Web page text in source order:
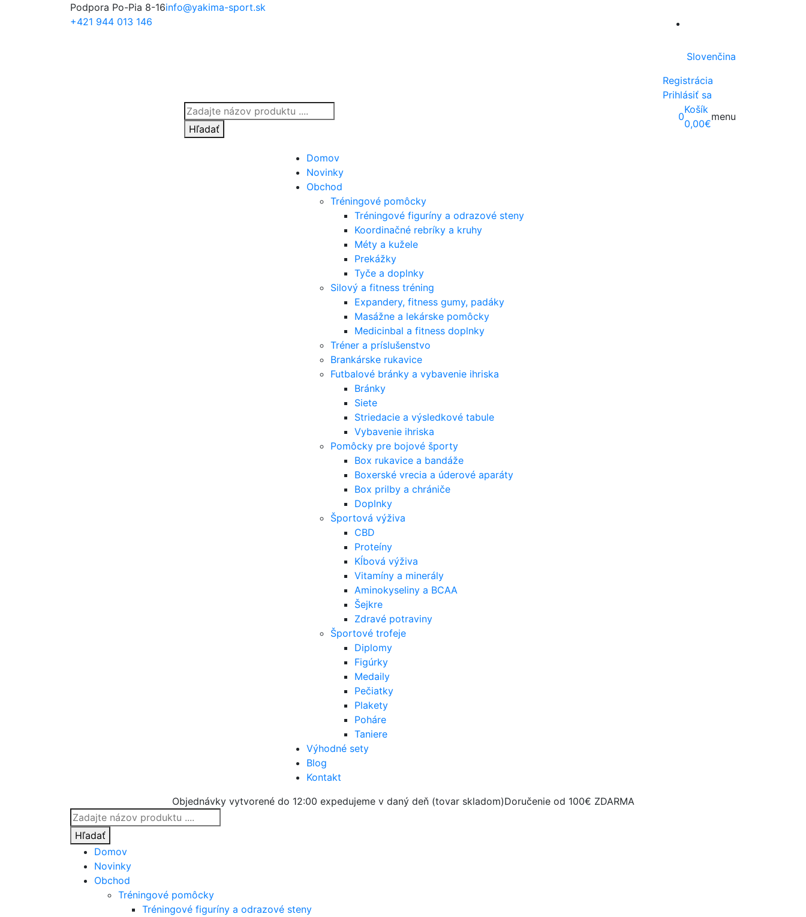
Podpora Po-Pia 8-16
+421 944 013 146
info@yakima-sport.sk
Slovenčina
Registrácia
Prihlásiť sa
Products
search
Hľadať
0
Košík
0,00€
menu
Domov
Novinky
Obchod
Tréningové pomôcky
Tréningové figuríny a odrazové steny
Koordinačné rebríky a kruhy
Méty a kužele
Prekážky
Tyče a doplnky
Silový a fitness tréning
Expandery, fitness gumy, padáky
Masážne a lekárske pomôcky
Medicinbal a fitness doplnky
Tréner a príslušenstvo
Brankárske rukavice
Futbalové bránky a vybavenie ihriska
Bránky
Siete
Striedacie a výsledkové tabule
Vybavenie ihriska
Pomôcky pre bojové športy
Box rukavice a bandáže
Boxerské vrecia a úderové aparáty
Box prilby a chrániče
Doplnky
Športová výživa
CBD
Proteíny
Kĺbová výživa
Vitamíny a minerály
Aminokyseliny a BCAA
Šejkre
Zdravé potraviny
Športové trofeje
Diplomy
Figúrky
Medaily
Pečiatky
Plakety
Poháre
Taniere
Výhodné sety
Blog
Kontakt
Objednávky vytvorené do 12:00 expedujeme v daný deň (tovar skladom)Doručenie od 100€ ZDARMA
Products
search
Hľadať
Domov
Novinky
Obchod
Tréningové pomôcky
Tréningové figuríny a odrazové steny